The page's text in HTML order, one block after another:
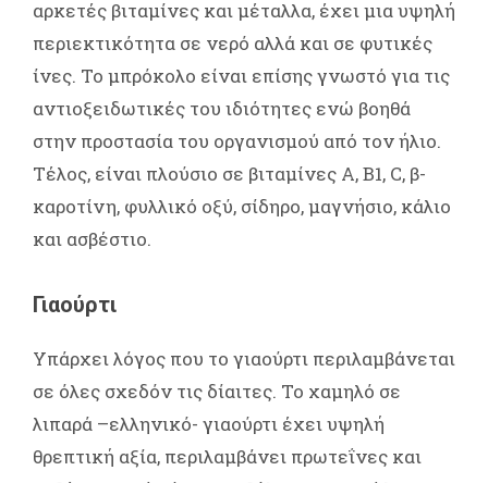
αρκετές βιταμίνες και μέταλλα, έχει μια υψηλή
περιεκτικότητα σε νερό αλλά και σε φυτικές
ίνες. Το μπρόκολο είναι επίσης γνωστό για τις
αντιοξειδωτικές του ιδιότητες ενώ βοηθά
στην προστασία του οργανισμού από τον ήλιο.
Τέλος, είναι πλούσιο σε βιταμίνες A, B1, C, β-
καροτίνη, φυλλικό οξύ, σίδηρο, μαγνήσιο, κάλιο
και ασβέστιο.
Γιαούρτι
Υπάρχει λόγος που το γιαούρτι περιλαμβάνεται
σε όλες σχεδόν τις δίαιτες. Το χαμηλό σε
λιπαρά –ελληνικό- γιαούρτι έχει υψηλή
θρεπτική αξία, περιλαμβάνει πρωτεΐνες και